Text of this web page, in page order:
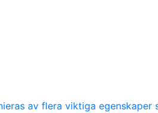
av flera viktiga egenskaper